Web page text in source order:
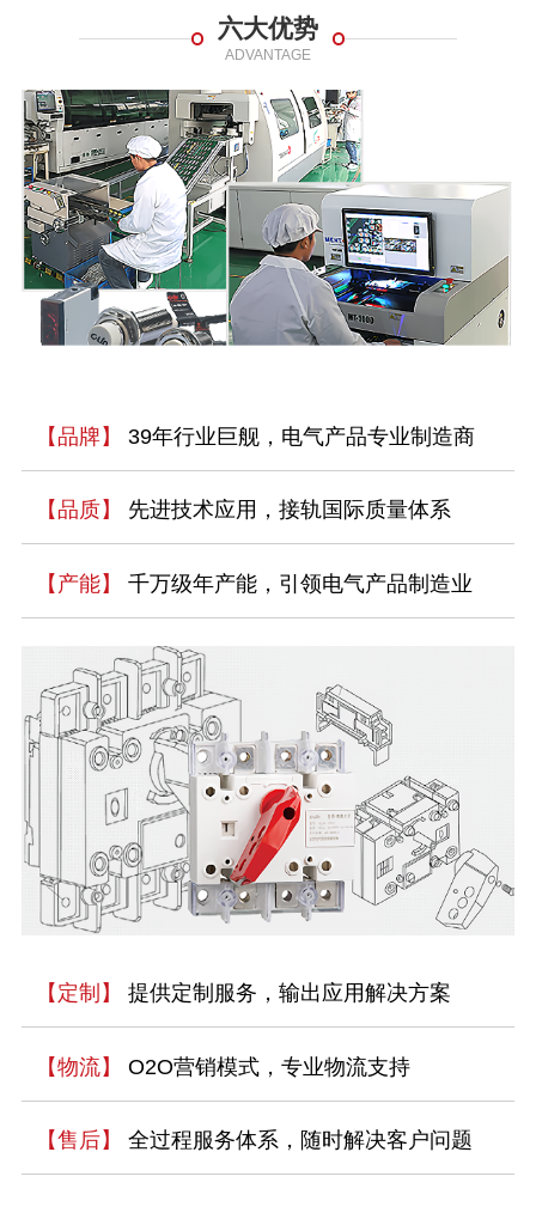
六大优势
ADVANTAGE
【品牌】 39年行业巨舰，电气产品专业制造商
【品质】 先进技术应用，接轨国际质量体系
【产能】 千万级年产能，引领电气产品制造业
【定制】 提供定制服务，输出应用解决方案
【物流】 O2O营销模式，专业物流支持
【售后】 全过程服务体系，随时解决客户问题